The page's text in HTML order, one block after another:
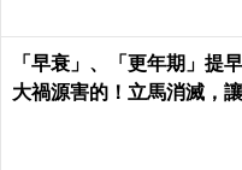
「早衰」、「更年期」提
大禍源害的！立馬消滅，